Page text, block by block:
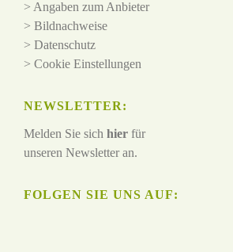
> Angaben zum Anbieter
> Bildnachweise
> Datenschutz
> Cookie Einstellungen
NEWSLETTER:
Melden Sie sich hier für
unseren Newsletter an.
FOLGEN SIE UNS AUF: